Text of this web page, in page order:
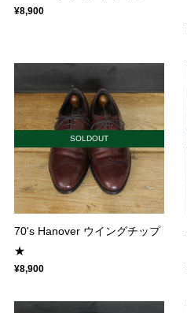
¥8,900
SOLDOUT
70's Hanover ウイングチップ
★
¥8,900